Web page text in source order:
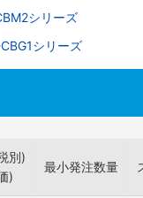
シリーズ
シリーズ
別)
)
最小発注数量